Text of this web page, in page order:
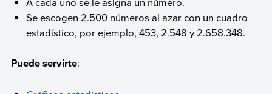
Se escogen 2.500 números al azar con un cuadro
estadístico, por ejemplo, 453, 2.548 y 2.658.348.
Puede servirte: